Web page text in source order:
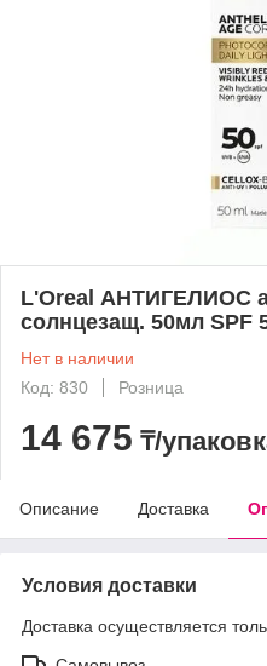
L'Oreal АНТИГЕЛИОС
солнцезащ. 50мл SPF
Нет в наличии
Код: 830
Розница
14 675 ₸/
Описание Доставка
Условия доставки
Доставка осуществляется